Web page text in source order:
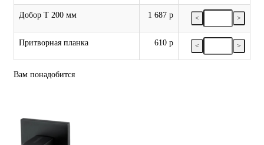
Добор Т 200 мм 1 687 р < >
Притворная планка 610 р < >
Вам понадобится